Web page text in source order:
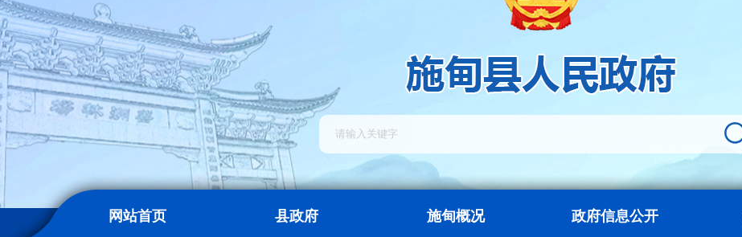
网站首页 县政府 施甸概况 政府信息公开